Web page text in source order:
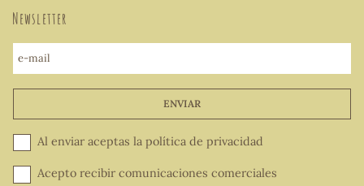
Newsletter
e-mail
ENVIAR
Al enviar aceptas la política de privacidad
Acepto recibir comunicaciones comerciales